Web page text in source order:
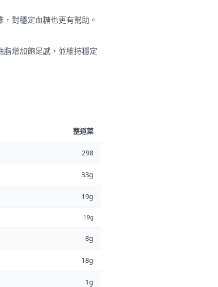
對穩定血糖也更有幫助。
增加飽足感，並維持穩定
整道菜
298
33g
19g
19g
8g
18g
1g